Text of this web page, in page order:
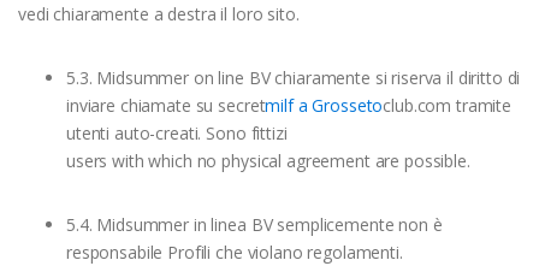
vedi chiaramente a destra il loro sito.
5.3. Midsummer on line BV chiaramente si riserva il diritto di
inviare chiamate su secretmilf a Grossetoclub.com tramite
utenti auto-creati. Sono fittizi
users with which no physical agreement are possible.
5.4. Midsummer in linea BV semplicemente non è
responsabile Profili che violano regolamenti.